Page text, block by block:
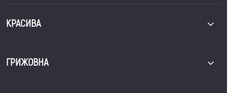
КРАСИВА
ГРИЖОВНА